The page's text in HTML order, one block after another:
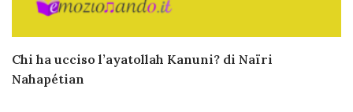
Chi ha ucciso l’ayatollah Kanuni? di Naïri
Nahapétian